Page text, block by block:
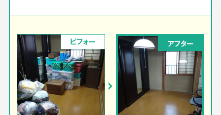
ビフォー アフター